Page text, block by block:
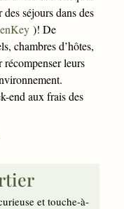
séjours dans des
)! De
chambres d’hôtes,
leurs
end aux frais des
et touche-à-